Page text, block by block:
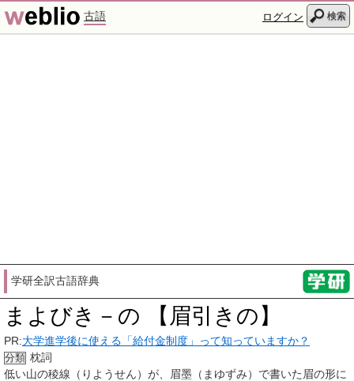
古語 ログイン 検索
学研全訳古語辞典
まよびき－の 【眉引きの】
PR:大学進学後に使える「給付金制度」って知っていますか？
分類 枕詞
低い山の稜線（りようせん）が、眉墨（まゆずみ）で書いた眉の形に